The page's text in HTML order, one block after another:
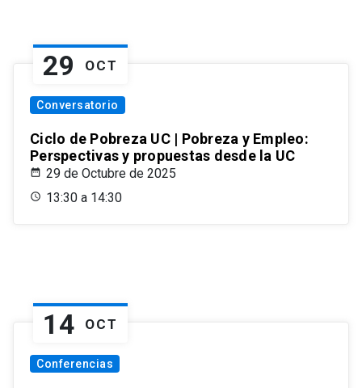
29 OCT
Conversatorio
Ciclo de Pobreza UC | Pobreza y Empleo:
Perspectivas y propuestas desde la UC
29 de Octubre de 2025
13:30 a 14:30
14 OCT
Conferencias